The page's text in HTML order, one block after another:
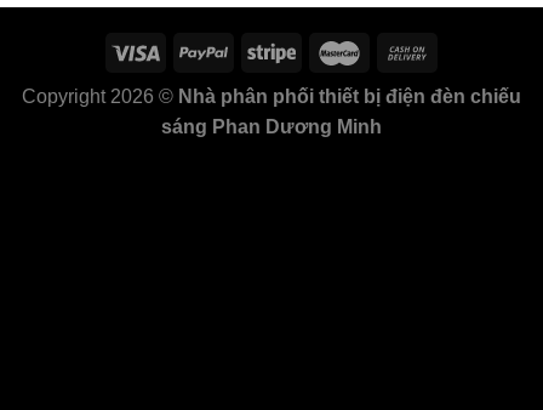
Copyright 2026 © Nhà phân phối thiết bị điện đèn chiếu
sáng Phan Dương Minh